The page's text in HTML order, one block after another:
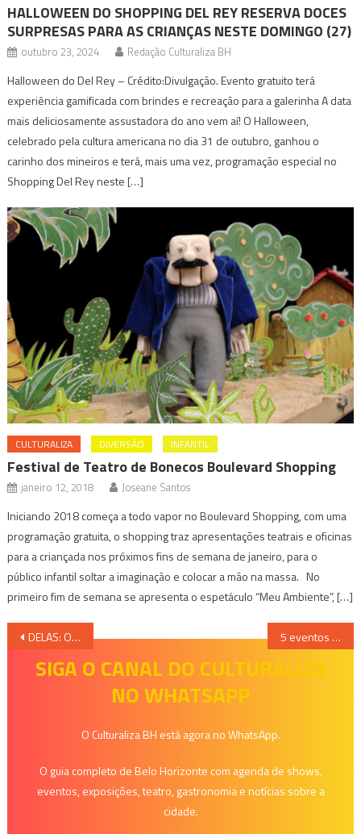
HALLOWEEN DO SHOPPING DEL REY RESERVA DOCES
SURPRESAS PARA AS CRIANÇAS NESTE DOMINGO (27)
outubro 23, 2024 Redação Culturaliza BH
Halloween do Del Rey – Crédito:Divulgação. Evento gratuito terá
experiência gamificada com brindes e recreação para a galerinha A data
mais deliciosamente assustadora do ano vem aí! O Halloween,
celebrado pela cultura americana no dia 31 de outubro, ganhou o
carinho dos mineiros e terá, mais uma vez, programação especial no
Shopping Del Rey neste […]
CULTURALIZA DIVERSÃO INFANTIL
Festival de Teatro de Bonecos Boulevard Shopping
janeiro 12, 2018 Joseane Santos
Iniciando 2018 começa a todo vapor no Boulevard Shopping, com uma
programação gratuita, o shopping traz apresentações teatrais e oficinas
para a criançada nos próximos fins de semana de janeiro, para o
público infantil soltar a imaginação e colocar a mão na massa. No
primeiro fim de semana se apresenta o espetáculo “Meu Ambiente”, […]
Navegação
DELAS: Oficina de Graffiti e Customização – Projeto oferece oficinas de arte gratuitas para mulheres no Centro Cultural Alto Vera Cruz e honenageia Dona Valdete 5 eventos gratuitos ou a baixo custo que rolam ainda nesta semana em BH
SIGA O CANAL DO CULTURALIZA
NO WHATSAPP
O Culturaliza BH está agora no WhatsApp.
O guia completo de Belo Horizonte com agenda de shows,
eventos, exposições, teatro, gastronomia e notícias sobre a
cidade.